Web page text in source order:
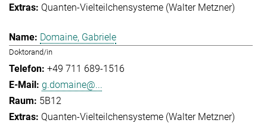
Quanten-Vielteilchensysteme (Walter Metzner)
Domaine, Gabriele
Doktorand/in
+49 711 689-1516
g.domaine@...
5B12
Quanten-Vielteilchensysteme (Walter Metzner)